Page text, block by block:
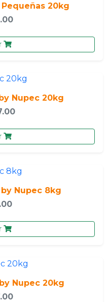
20kg
Nupec 20kg
Nupec 8kg
Nupec 20kg